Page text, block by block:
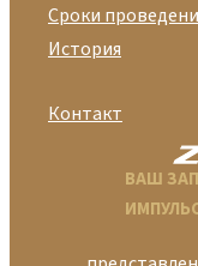
Сроки
История
Контакт
ВАШ